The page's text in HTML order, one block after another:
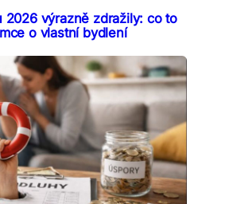
2026 výrazně zdražily: co to
o vlastní bydlení